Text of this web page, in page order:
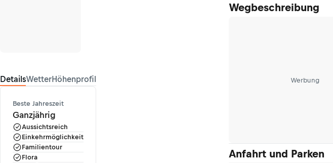
DetailsWetterHöhenprofil
Beste Jahreszeit
Ganzjährig
Aussichtsreich
Einkehrmöglichkeit
Familientour
Flora
Wegbeschreibung
Werbung
Anfahrt und Parken